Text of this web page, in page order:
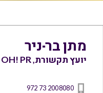
מתן בר-ניר
יועץ תקשורת, OH! PR
972 73 2008080